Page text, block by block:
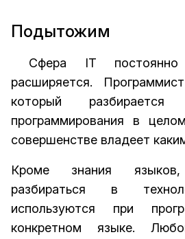
Подытожим
Сфера IT постоянно
расширяется.
который
программирования в
совершенстве владеет
Кроме знания
разбираться в
используются при
конкретном языке.